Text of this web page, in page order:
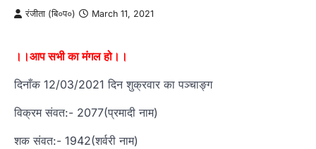
रंजीता (बि०प०) March 11, 2021
।।आप सभी का मंगल हो।।
दिनाँक 12/03/2021 दिन शुक्रवार का पञ्चाङ्ग
विक्रम संवत:- 2077(प्रमादी नाम)
शक संवत:- 1942(शर्वरी नाम)